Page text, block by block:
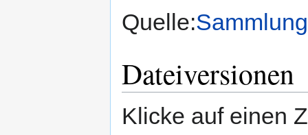
Quelle:
Dateiversionen
Klicke auf einen